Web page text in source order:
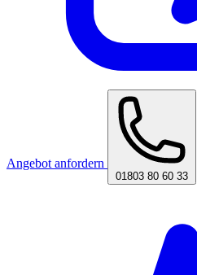
Angebot anfordern
01803 80 60 33